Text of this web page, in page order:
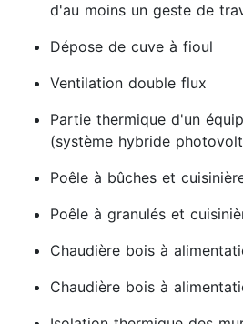
d'au moins un geste de
Dépose de cuve à fioul
Ventilation double flux
Partie thermique d'un
(système hybride
Poêle à bûches et
Poêle à granulés et
Chaudière bois à
Chaudière bois à